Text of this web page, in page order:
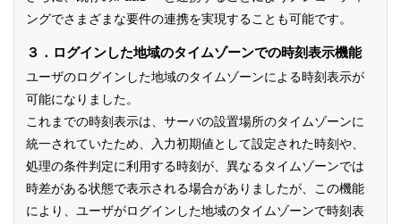
ングでさまざまな要件の連携を実現することも可能です。
３．ログインした地域のタイムゾーンでの時刻表示機能
ユーザのログインした地域のタイムゾーンによる時刻表示が
可能になりました。
これまでの時刻表示は、サーバの設置場所のタイムゾーンに
統一されていたため、入力初期値として設定された時刻や、
処理の条件判定に利用する時刻が、異なるタイムゾーンでは
時差がある状態で表示される場合がありましたが、この機能
により、ユーザがログインした地域のタイムゾーンで時刻表